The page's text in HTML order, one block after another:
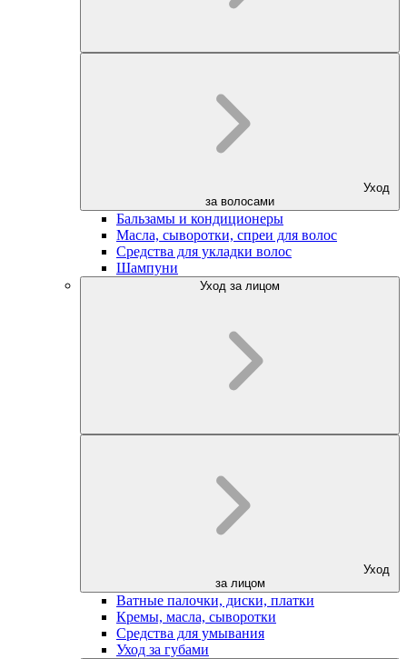
Уход
за волосами
Бальзамы и кондиционеры
Масла, сыворотки, спреи для волос
Средства для укладки волос
Шампуни
Уход за лицом
Уход
за лицом
Ватные палочки, диски, платки
Кремы, масла, сыворотки
Средства для умывания
Уход за губами